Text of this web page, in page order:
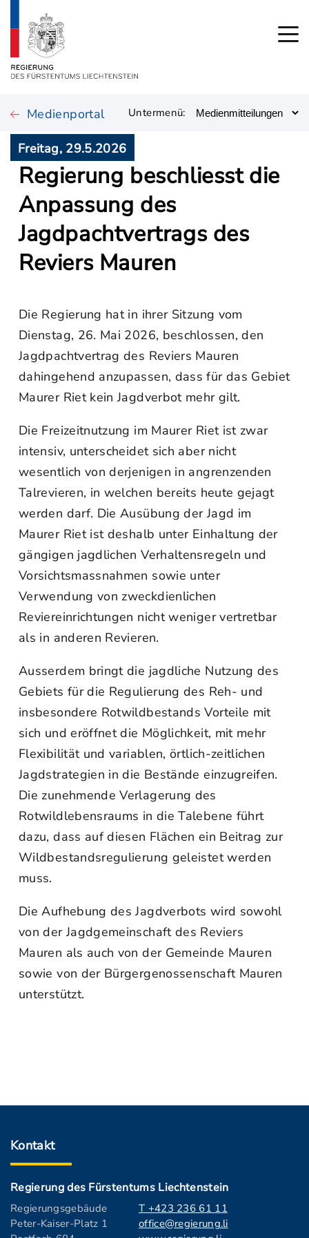
Medienportal Untermenü:
Freitag, 29.5.2026
Regierung beschliesst die
Anpassung des
Jagdpachtvertrags des
Reviers Mauren
Die Regierung hat in ihrer Sitzung vom
Dienstag, 26. Mai 2026, beschlossen, den
Jagdpachtvertrag des Reviers Mauren
dahingehend anzupassen, dass für das Gebiet
Maurer Riet kein Jagdverbot mehr gilt.
Die Freizeitnutzung im Maurer Riet ist zwar
intensiv, unterscheidet sich aber nicht
wesentlich von derjenigen in angrenzenden
Talrevieren, in welchen bereits heute gejagt
werden darf. Die Ausübung der Jagd im
Maurer Riet ist deshalb unter Einhaltung der
gängigen jagdlichen Verhaltensregeln und
Vorsichtsmassnahmen sowie unter
Verwendung von zweckdienlichen
Reviereinrichtungen nicht weniger vertretbar
als in anderen Revieren.
Ausserdem bringt die jagdliche Nutzung des
Gebiets für die Regulierung des Reh- und
insbesondere Rotwildbestands Vorteile mit
sich und eröffnet die Möglichkeit, mit mehr
Flexibilität und variablen, örtlich-zeitlichen
Jagdstrategien in die Bestände einzugreifen.
Die zunehmende Verlagerung des
Rotwildlebensraums in die Talebene führt
dazu, dass auf diesen Flächen ein Beitrag zur
Wildbestandsregulierung geleistet werden
muss.
Die Aufhebung des Jagdverbots wird sowohl
von der Jagdgemeinschaft des Reviers
Mauren als auch von der Gemeinde Mauren
sowie von der Bürgergenossenschaft Mauren
unterstützt.
Kontakt
Regierung des Fürstentums Liechtenstein
Regierungsgebäude
Peter-Kaiser-Platz 1
T +423 236 61 11
office@regierung.li